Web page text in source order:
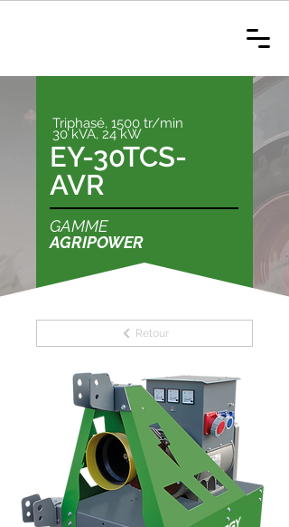
Triphasé, 1500 tr/min
30 kVA, 24 kW
EY-30TCS-
AVR
GAMME
AGRIPOWER
Retour